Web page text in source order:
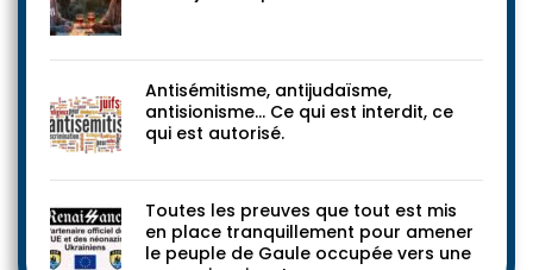
Antisémitisme, antijudaïsme,
antisionisme… Ce qui est interdit, ce
qui est autorisé.
Toutes les preuves que tout est mis
en place tranquillement pour amener
le peuple de Gaule occupée vers une